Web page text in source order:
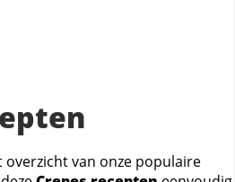
van onze populaire